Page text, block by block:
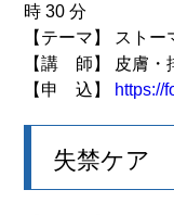
時 30 分
【テーマ】 スト
【講 師】 皮膚・
【申 込】 https://
失禁ケア